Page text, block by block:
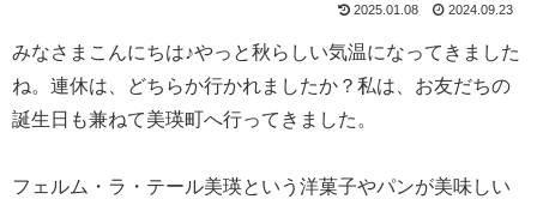
2025.01.08 2024.09.23
みなさまこんにちは♪やっと秋らしい気温になってきました
ね。連休は、どちらか行かれましたか？私は、お友だちの
誕生日も兼ねて美瑛町へ行ってきました。
フェルム・ラ・テール美瑛という洋菓子やパンが美味しい